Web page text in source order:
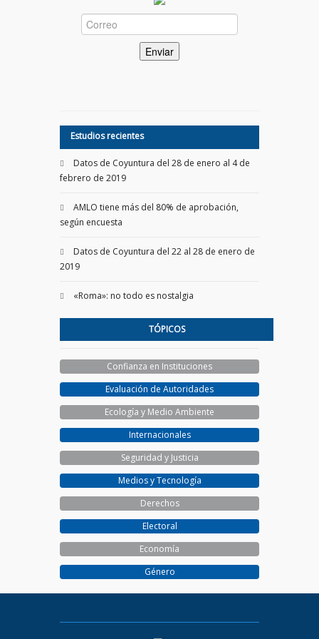
Estudios recientes
Datos de Coyuntura del 28 de enero al 4 de
febrero de 2019
AMLO tiene más del 80% de aprobación,
según encuesta
Datos de Coyuntura del 22 al 28 de enero de
2019
«Roma»: no todo es nostalgia
TÓPICOS
Confianza en Instituciones
Evaluación de Autoridades
Ecología y Medio Ambiente
Internacionales
Seguridad y Justicia
Medios y Tecnología
Derechos
Electoral
Economía
Género